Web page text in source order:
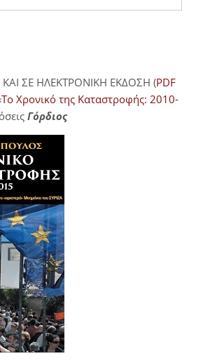
ΚΑΙ ΣΕ ΗΛΕΚΤΡΟΝΙΚΗ ΕΚΔΟΣΗ (PDF
Το Χρονικό της Καταστροφής: 2010-
Γόρδιος